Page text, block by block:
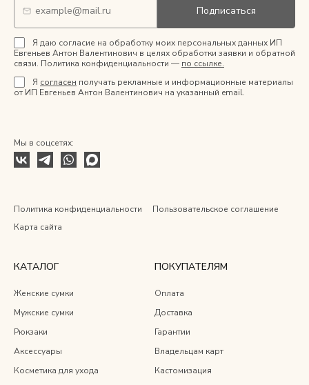
Подписаться
Я даю согласие на обработку моих персональных данных ИП
Евгеньев Антон Валентинович в целях обработки заявки и обратной
связи. Политика конфиденциальности — по ссылке.
Я согласен получать рекламные и информационные материалы
от ИП Евгеньев Антон Валентинович на указанный email.
Мы в соцсетях:
Политика конфиденциальности
Пользовательское соглашение
Карта сайта
КАТАЛОГ
Женские сумки
Мужские сумки
Рюкзаки
Аксессуары
Косметика для ухода
ПОКУПАТЕЛЯМ
Оплата
Доставка
Гарантии
Владельцам карт
Кастомизация